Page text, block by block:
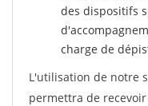
des dispositifs
charge de
L'utilisation de notre
permettra de